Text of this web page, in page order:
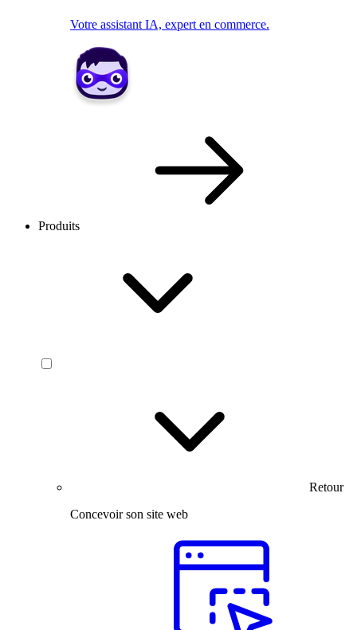
Votre assistant IA, expert en commerce.
Produits
Retour
Concevoir son site web